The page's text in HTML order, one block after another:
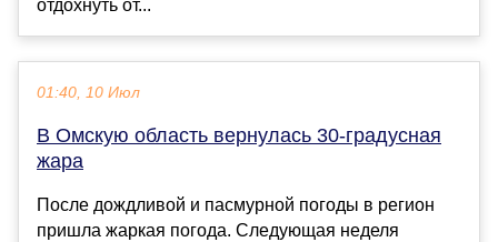
отдохнуть от...
01:40, 10 Июл
В Омскую область вернулась 30-градусная
жара
После дождливой и пасмурной погоды в регион
пришла жаркая погода. Следующая неделя